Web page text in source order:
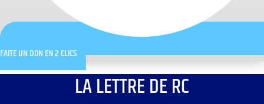
FAITE UN DON EN 2 CLICS
LA LETTRE DE RC